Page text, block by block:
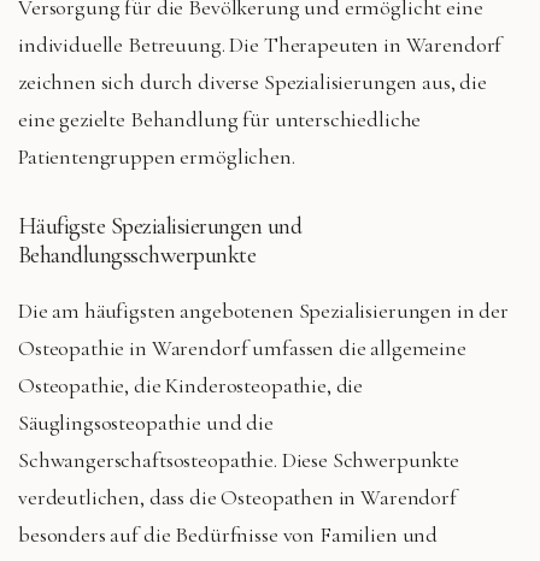
Versorgung für die Bevölkerung und ermöglicht eine
individuelle Betreuung. Die Therapeuten in Warendorf
zeichnen sich durch diverse Spezialisierungen aus, die
eine gezielte Behandlung für unterschiedliche
Patientengruppen ermöglichen.
Häufigste Spezialisierungen und
Behandlungsschwerpunkte
Die am häufigsten angebotenen Spezialisierungen in der
Osteopathie in Warendorf umfassen die allgemeine
Osteopathie, die Kinderosteopathie, die
Säuglingsosteopathie und die
Schwangerschaftsosteopathie. Diese Schwerpunkte
verdeutlichen, dass die Osteopathen in Warendorf
besonders auf die Bedürfnisse von Familien und